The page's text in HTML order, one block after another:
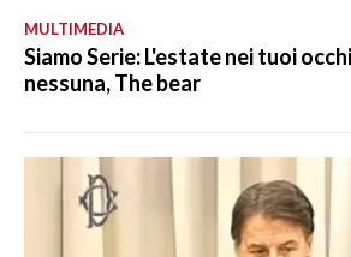
MULTIMEDIA
Siamo Serie: L'estate nei tuoi
nessuna, The bear